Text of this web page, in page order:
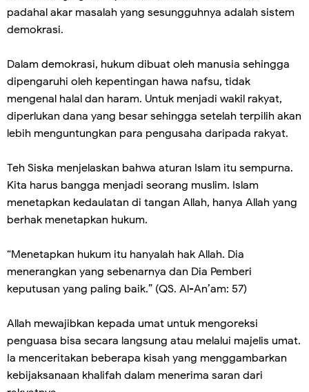
padahal akar masalah yang sesungguhnya adalah sistem
demokrasi.
Dalam demokrasi, hukum dibuat oleh manusia sehingga
dipengaruhi oleh kepentingan hawa nafsu, tidak
mengenal halal dan haram. Untuk menjadi wakil rakyat,
diperlukan dana yang besar sehingga setelah terpilih akan
lebih menguntungkan para pengusaha daripada rakyat.
Teh Siska menjelaskan bahwa aturan Islam itu sempurna.
Kita harus bangga menjadi seorang muslim. Islam
menetapkan kedaulatan di tangan Allah, hanya Allah yang
berhak menetapkan hukum.
“Menetapkan hukum itu hanyalah hak Allah. Dia
menerangkan yang sebenarnya dan Dia Pemberi
keputusan yang paling baik.” (QS. Al-An’am: 57)
Allah mewajibkan kepada umat untuk mengoreksi
penguasa bisa secara langsung atau melalui majelis umat.
Ia menceritakan beberapa kisah yang menggambarkan
kebijaksanaan khalifah dalam menerima saran dari